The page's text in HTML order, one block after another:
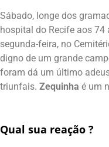
Sábado, longe dos
hospital do Recife aos 74
segunda-feira, no
digno de um grande
foram dá um último
triunfais. Zequinha é um
Qual sua reação ?